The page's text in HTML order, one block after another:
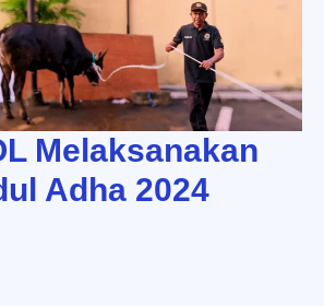
Melaksanakan
Adha 2024